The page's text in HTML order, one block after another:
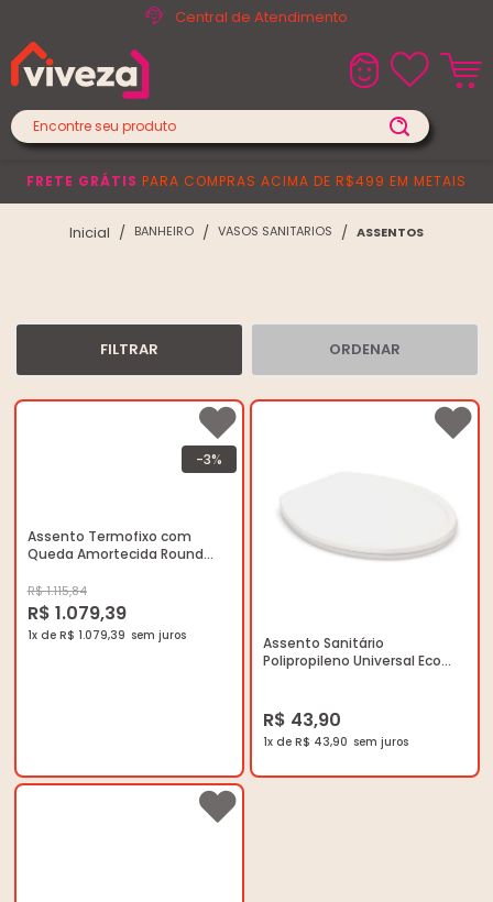
Central de Atendimento
FRETE GRÁTIS PARA COMPRAS ACIMA DE R$499 EM METAIS
FILTRAR ORDENAR
BANHEIRO VASOS SANITARIOS ASSENTOS
-3%
Assento Termofixo com
Queda Amortecida Round
Unitário
R$ 1.115,84
R$ 1.079,39
1x de R$ 1.079,39
Assento Sanitário
Polipropileno Universal Eco
R$ 43,90
1x de R$ 43,90